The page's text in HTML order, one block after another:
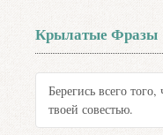
Крылатые Фразы
Берегись всего того,
твоей совестью.